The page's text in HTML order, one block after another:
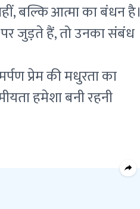
बल्कि आत्मा का बंधन है।
पर जुड़ते हैं, तो उनका संबंध
प्रेम की मधुरता का
हमेशा बनी रहनी